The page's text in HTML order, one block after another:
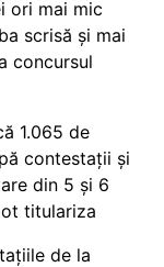
ori mai mic
scrisă și mai
concursul
1.065 de
contestații și
din 5 și 6
titulariza
de la